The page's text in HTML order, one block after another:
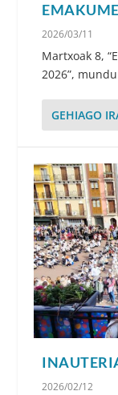
2026/03/11
Martxoak 8,
2026”,
GEHIAGO
2026/02/12